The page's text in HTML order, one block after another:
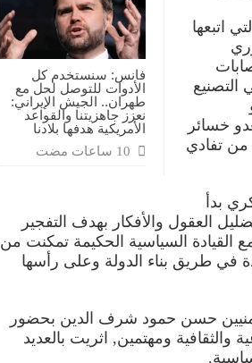
فانس: سنستخدم كل
الأدوات للتوصل لحل مع
طهران.. الجيش الإيراني:
نعزز جاهزيتنا والقواعد
الأمريكية هدفها بلادنا
اتبعها
التصنيع
خسائر
من تفادي
بدأ
العقول والأفكار بهدف التفجير
القيادة السياسية الحكيمة تمكنت من
في طريق بناء الدولة وعلى رأسها
اليمنيين حسن حمود شرف الدين بحضور
والثقافية ومهتمين, اثريت بالعديد